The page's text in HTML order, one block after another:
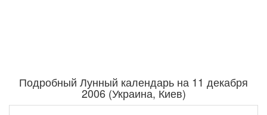
Подробный Лунный календарь на 11 декабря
2006 (Украина, Киев)